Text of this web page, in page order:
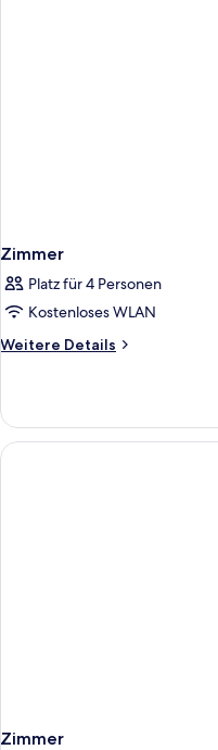
Zimmer
Platz für 4 Personen
Kostenloses WLAN
Weitere Details
Weitere
Zimmer